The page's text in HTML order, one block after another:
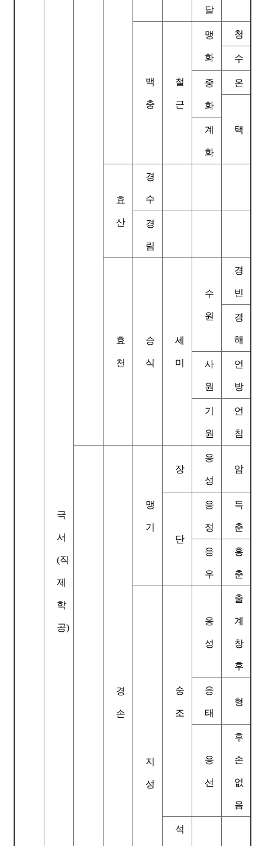
극
서
(직
제
학
공)
달
백
충
철
근
맹
화
청
수
중
화
온
택
계
화
효
산
경
수
경
림
효
천
승
식
세
미
수
원
경
빈
경
해
사
원
언
방
기
원
언
침
경
손
맹
기
장
응
성
암
단
응
정
득
춘
응
우
홍
춘
지
성
숭
조
응
성
출
계
창
후
응
태
형
응
선
후
손
없
음
석